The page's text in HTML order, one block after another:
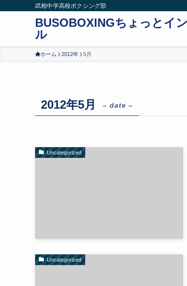
武相中学高校ボクシング部
BUSOBOXINGちょっとイ
ル
ホーム 2012年 5月
2012年5月 – date –
Uncategorized
Uncategorized